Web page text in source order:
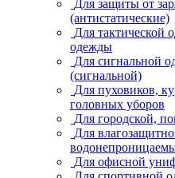
Для защиты от
(антистатические)
Для тактической
одежды
Для сигнальной
(сигнальной)
Для пуховиков,
головных уборов
Для городской,
Для
Для офисной